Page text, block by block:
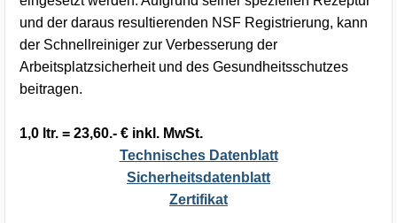
und der daraus resultierenden NSF Registrierung, kann
der Schnellreiniger zur Verbesserung der
Arbeitsplatzsicherheit und des Gesundheitsschutzes
beitragen.
1,0 ltr. = 23,60.- € inkl. MwSt.
Technisches Datenblatt
Sicherheitsdatenblatt
Zertifikat